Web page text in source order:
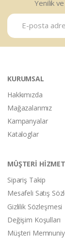
Yenilik
KURUMSAL
Hakkımızda
Mağazalarımız
Kampanyalar
Kataloglar
MÜŞTERİ
Sipariş Takip
Mesafeli Satış
Gizlilik Sözleşmesi
Değişim Koşulları
Müşteri